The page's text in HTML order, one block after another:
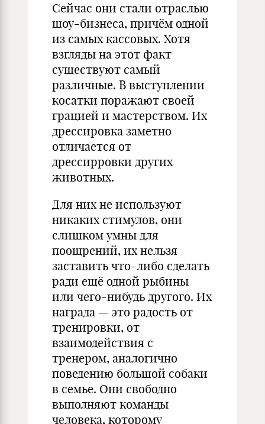
Сейчас они стали отраслью
шоу-бизнеса, причём одной
из самых кассовых. Хотя
взгляды на этот факт
существуют самый
различные. В выступлении
косатки поражают своей
грацией и мастерством. Их
дрессировка заметно
отличается от
дрессирровки других
животных.
Для них не используют
никаких стимулов, они
слишком умны для
поощрений, их нельзя
заставить что-либо сделать
ради ещё одной рыбины
или чего-нибудь другого. Их
награда — это радость от
тренировки, от
взаимодействия с
тренером, аналогично
поведению большой собаки
в семье. Они свободно
выполняют команды
человека, которому